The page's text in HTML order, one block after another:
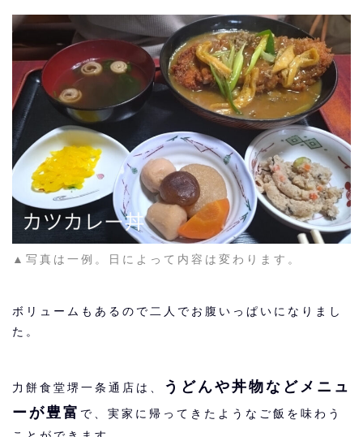
▲写真は一例。日によって内容は変わります。
ボリュームもあるので二人でお腹いっぱいになりまし
た。
力餅食堂堺一条通店は、
うどんや丼物などメニュ
ーが豊富 で、実家に帰ってきたようなご飯を味わう